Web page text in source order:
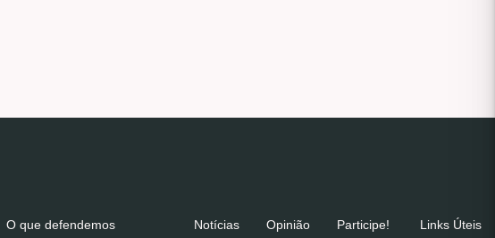
O que defendemos Notícias Opinião Participe! Links Úteis